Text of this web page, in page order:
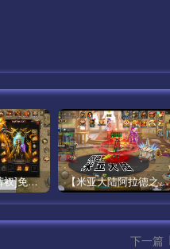
【热血屠龙[裤衩]免授权修复版】采用经典战神引擎三职业特色游戏最新打包Win服务端源码视频架设教程-GM直冲后台-新版GM多功能授权物品后台-安卓苹果IOS双端版本-传奇手游！ 【米亚大陆阿拉德之怒三觉醒版本】经典横版格斗闯关剧情手游最新打包Linux服务端源码视频架设教程-安卓苹果IOS双端版本-完善总运营后台-完整全功能GM授权后台-附带整套表格！
下一篇